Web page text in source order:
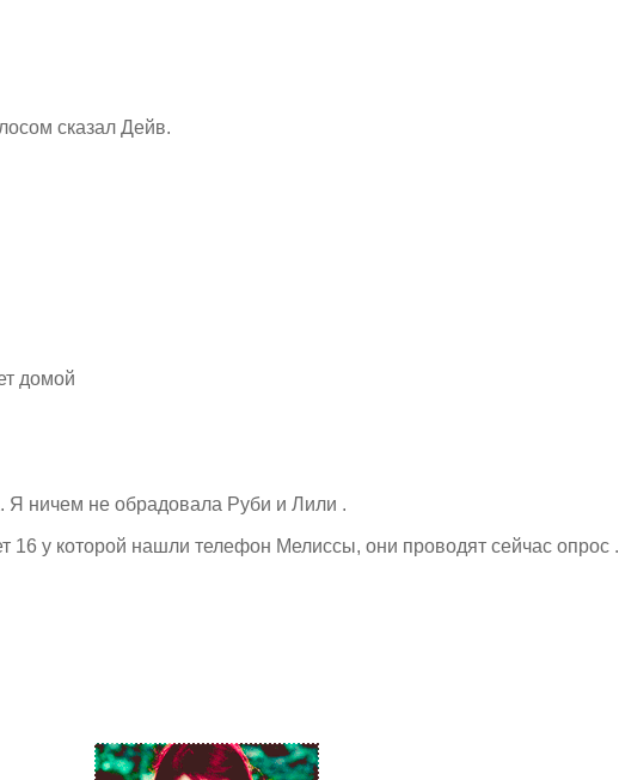
сказал Дейв.
домой
Я ничем не обрадовала Руби и Лили .
16 у которой нашли телефон Мелиссы, они проводят сейчас опрос .